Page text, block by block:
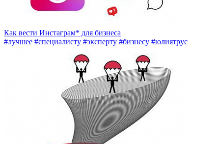
Как вести Инстаграм* для бизнеса
#лучшее #специалисту #эксперту #бизнесу #юлиятрус